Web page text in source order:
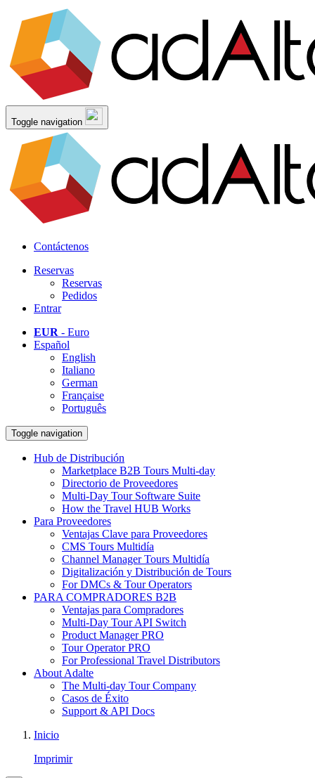
Toggle navigation
Contáctenos
Reservas
Reservas
Pedidos
Entrar
EUR - Euro
Español
English
Italiano
German
Française
Português
Toggle navigation
Hub de Distribución
Marketplace B2B Tours Multi-day
Directorio de Proveedores
Multi-Day Tour Software Suite
How the Travel HUB Works
Para Proveedores
Ventajas Clave para Proveedores
CMS Tours Multidía
Channel Manager Tours Multidía
Digitalización y Distribución de Tours
For DMCs & Tour Operators
PARA COMPRADORES B2B
Ventajas para Compradores
Multi-Day Tour API Switch
Product Manager PRO
Tour Operator PRO
For Professional Travel Distributors
About Adalte
The Multi-day Tour Company
Casos de Éxito
Support & API Docs
Inicio
Imprimir